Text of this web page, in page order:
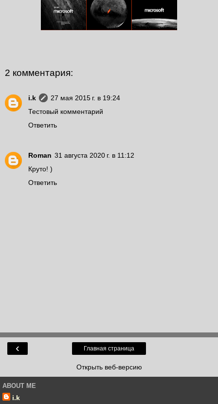
2 комментария:
i.k
27 мая 2015 г. в 19:24
Тестовый комментарий
Ответить
Roman 31 августа 2020 г. в 11:12
Круто! )
Ответить
‹ Главная страница
Открыть веб-версию
ABOUT ME
i.k